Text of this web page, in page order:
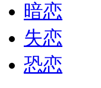
暗恋
失恋
恐恋